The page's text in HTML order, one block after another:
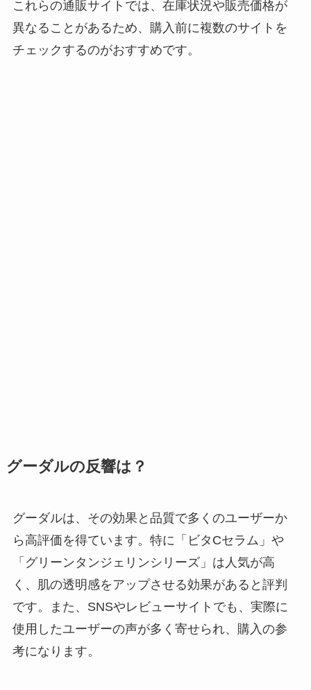
これらの通販サイトでは、在庫状況や販売価格が
異なることがあるため、購入前に複数のサイトを
チェックするのがおすすめです。
グーダルの反響は？
グーダルは、その効果と品質で多くのユーザーか
ら高評価を得ています。特に「ビタCセラム」や
「グリーンタンジェリンシリーズ」は人気が高
く、肌の透明感をアップさせる効果があると評判
です。また、SNSやレビューサイトでも、実際に
使用したユーザーの声が多く寄せられ、購入の参
考になります。